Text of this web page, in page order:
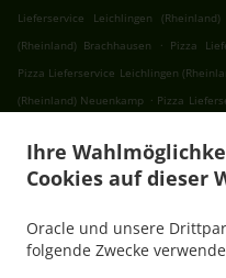
Ihre
Cookies auf dieser
Oracle und unsere
folgende Zwecke
Lieferservice Leichlingen (Rheinland)
(Rheinland) Brachhausen
. Pizza
Pizza Lieferservice Leichlingen
(Rheinland) Neuenkamp . Pizza
Kuhle
. Pizza Lieferservice
Leichlingen (Rheinland) Hölverscheid
Holz . Pizza Lieferservice Odenthal